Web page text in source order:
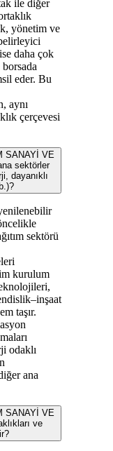
ile diğer
yönetim ve
daha çok
borsada
eder. Bu
aynı
çerçevesi
SANAYİ VE
sektörler
dayanıklı
sektörü
kurulum
taşır.
odaklı
ana
SANAYİ VE
ve